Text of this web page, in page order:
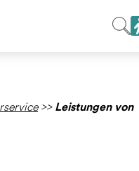
>> Leistungen von